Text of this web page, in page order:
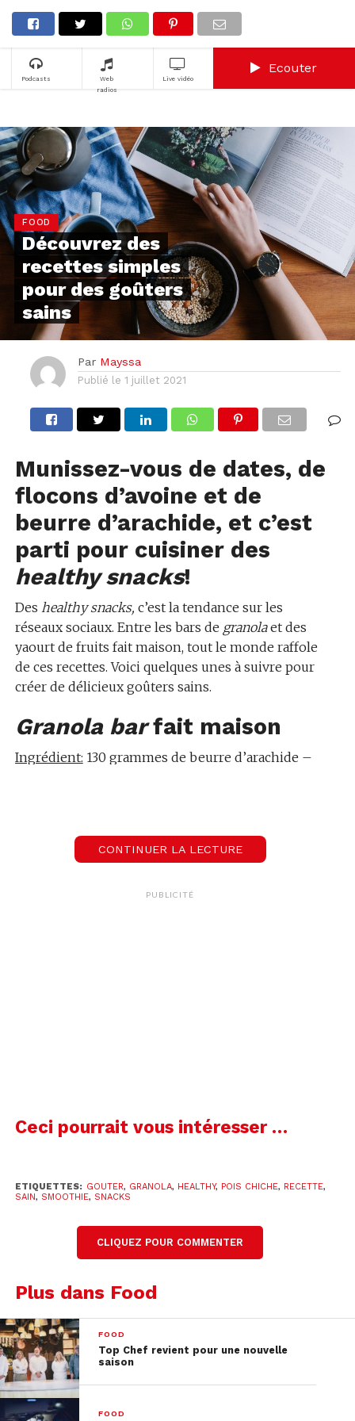
Podcasts
Web
radios
Live vidéo
Ecouter
FOOD
Découvrez des
recettes simples
pour des goûters
sains
Par Mayssa
Publié le 1 juillet 2021
Munissez-vous de dates, de
flocons d’avoine et de
beurre d’arachide, et c’est
parti pour cuisiner des
healthy snacks!
Des healthy snacks, c’est la tendance sur les
réseaux sociaux. Entre les bars de granolaet des
yaourt de fruits fait maison, tout le monde raffole
de ces recettes. Voici quelques unes à suivre pour
créer de délicieux goûters sains.
Granola barfait maison
Ingrédient: 130 grammes de beurre d’arachide –
au choix – pincée de sel
découpez votre préparation en barres. Savourez.
CONTINUER LA LECTURE
PUBLICITÉ
Ceci pourrait vous intéresser …
ETIQUETTES: GOUTER, GRANOLA, HEALTHY, POIS CHICHE, RECETTE,
SAIN, SMOOTHIE, SNACKS
CLIQUEZ POUR COMMENTER
Plus dans Food
FOOD
Top Chef revient pour une nouvelle
saison
FOOD